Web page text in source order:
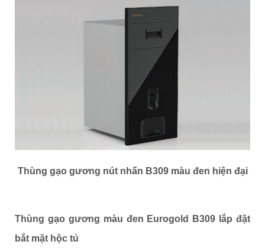
Thùng gạo gương nút nhấn B309 màu đen hiện đại
Thùng gạo gương màu đen Eurogold B309 lắp đặt
bắt mặt hộc tủ